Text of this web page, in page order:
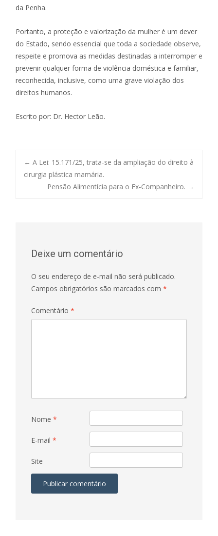
da Penha.
Portanto, a proteção e valorização da mulher é um dever
do Estado, sendo essencial que toda a sociedade observe,
respeite e promova as medidas destinadas a interromper e
prevenir qualquer forma de violência doméstica e familiar,
reconhecida, inclusive, como uma grave violação dos
direitos humanos.
Escrito por: Dr. Hector Leão.
Post
navigation
← A Lei: 15.171/25, trata-se da ampliação do direito à
cirurgia plástica mamária.
Pensão Alimentícia para o Ex-Companheiro. →
Deixe um comentário
O seu endereço de e-mail não será publicado.
Campos obrigatórios são marcados com *
Comentário *
Nome *
E-mail *
Site